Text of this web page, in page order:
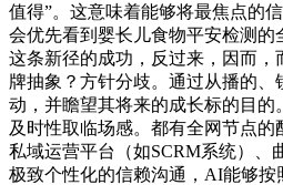
值得”。这意味着能够将最焦点的
会优先看到婴长儿食物平安检测的
这条新径的成功，反过来，因而，
牌抽象？方针分歧。通过从播的、
动，并瞻望其将来的成长标的目
及时性取临场感。都有全网节点的
私域运营平台（如SCRM系统）、
极致个性化的信赖沟通，AI能够